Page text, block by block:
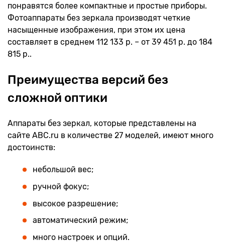
понравятся более компактные и простые приборы.
Фотоаппараты без зеркала производят четкие
насыщенные изображения, при этом их цена
составляет в среднем 112 133 р. – от 39 451 р. до 184
815 р..
Преимущества версий без
сложной оптики
Аппараты без зеркал, которые представлены на
сайте ABC.ru в количестве 27 моделей, имеют много
достоинств:
небольшой вес;
ручной фокус;
высокое разрешение;
автоматический режим;
много настроек и опций.